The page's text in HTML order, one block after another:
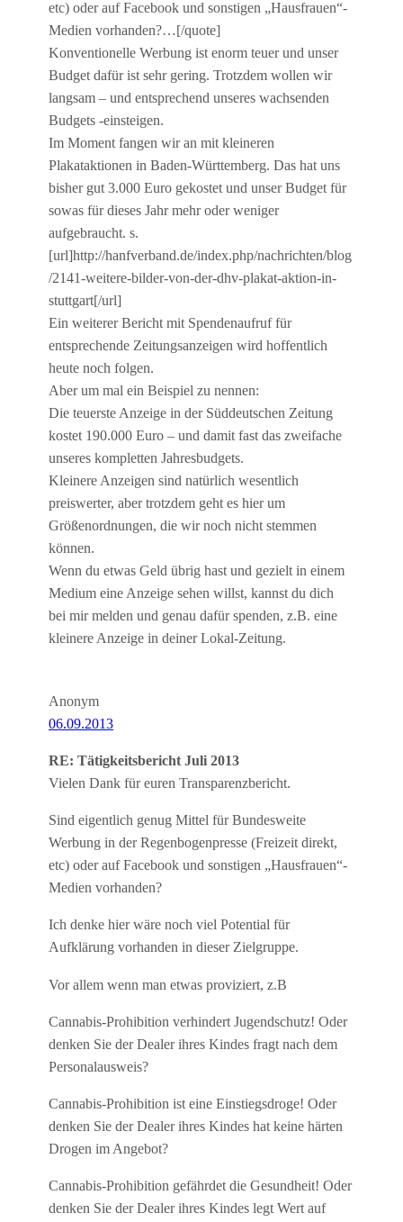
etc) oder auf Facebook und sonstigen „Hausfrauen“-
Medien vorhanden?…[/quote]
Konventionelle Werbung ist enorm teuer und unser
Budget dafür ist sehr gering. Trotzdem wollen wir
langsam – und entsprechend unseres wachsenden
Budgets -einsteigen.
Im Moment fangen wir an mit kleineren
Plakataktionen in Baden-Württemberg. Das hat uns
bisher gut 3.000 Euro gekostet und unser Budget für
sowas für dieses Jahr mehr oder weniger
aufgebraucht. s.
[url]http://hanfverband.de/index.php/nachrichten/blog
/2141-weitere-bilder-von-der-dhv-plakat-aktion-in-
stuttgart[/url]
Ein weiterer Bericht mit Spendenaufruf für
entsprechende Zeitungsanzeigen wird hoffentlich
heute noch folgen.
Aber um mal ein Beispiel zu nennen:
Die teuerste Anzeige in der Süddeutschen Zeitung
kostet 190.000 Euro – und damit fast das zweifache
unseres kompletten Jahresbudgets.
Kleinere Anzeigen sind natürlich wesentlich
preiswerter, aber trotzdem geht es hier um
Größenordnungen, die wir noch nicht stemmen
können.
Wenn du etwas Geld übrig hast und gezielt in einem
Medium eine Anzeige sehen willst, kannst du dich
bei mir melden und genau dafür spenden, z.B. eine
kleinere Anzeige in deiner Lokal-Zeitung.
Anonym
06.09.2013
RE: Tätigkeitsbericht Juli 2013
Vielen Dank für euren Transparenzbericht.
Sind eigentlich genug Mittel für Bundesweite
Werbung in der Regenbogenpresse (Freizeit direkt,
etc) oder auf Facebook und sonstigen „Hausfrauen“-
Medien vorhanden?
Ich denke hier wäre noch viel Potential für
Aufklärung vorhanden in dieser Zielgruppe.
Vor allem wenn man etwas proviziert, z.B
Cannabis-Prohibition verhindert Jugendschutz! Oder
denken Sie der Dealer ihres Kindes fragt nach dem
Personalausweis?
Cannabis-Prohibition ist eine Einstiegsdroge! Oder
denken Sie der Dealer ihres Kindes hat keine härten
Drogen im Angebot?
Cannabis-Prohibition gefährdet die Gesundheit! Oder
denken Sie der Dealer ihres Kindes legt Wert auf